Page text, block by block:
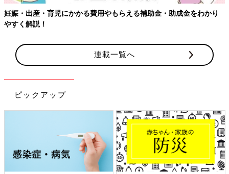
妊娠・出産・育児にかかる費用やもらえる補助金・助成金をわかり
やすく解説！
連載一覧へ
ピックアップ